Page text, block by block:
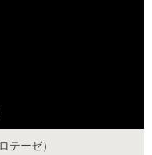
テーゼ）